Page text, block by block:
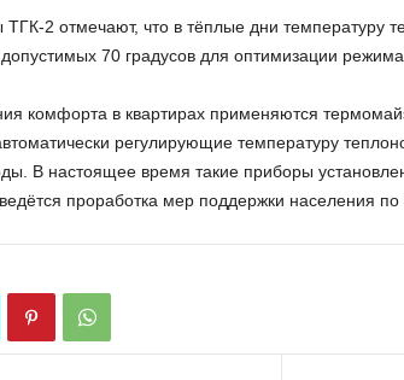
2 отмечают, что в тёплые дни температуру
70 градусов для оптимизации режима
комфорта в квартирах применяются
регулирующие температуру
В настоящее время такие приборы
проработка мер поддержки населения